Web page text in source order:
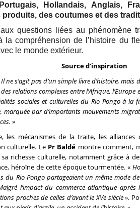
Hollandais, Anglais,
des coutumes et des
questions liées au phénomène
la compréhension de l’histoire du
le monde extérieur.
Source d’inspiration
Il ne s’agit pas d’un simple livre d’histoire,
relations complexes entre l’Afrique, l’Europe
sociales et culturelles du Rio Pongo à
marquée par d’importants mouvements
»
les mécanismes de la traite, les alliances
culturelle. Le Pr Baldé montre comment,
richesse culturelle, notamment grâce à
héroïne de cette époque tourmentée. «
du Rio Pongo partageaient un même mode
l’impact du commerce atlantique
proches de celles d’avant le XVe siècle».